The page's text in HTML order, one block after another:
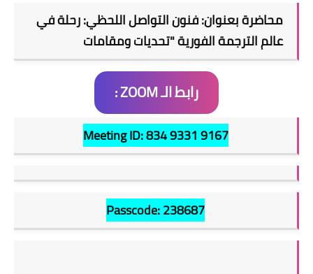
محاضرة بعنوان: فنون التواصل اللحظي: رحلة في
عالم الترجمة الفورية "تحديات ومقامات
رابط الـ ZOOM :
Meeting ID: 834 9331 9167
Passcode: 238687